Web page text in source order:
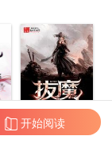
瞎了这么大年
现世了。】
拔魔
开始阅读